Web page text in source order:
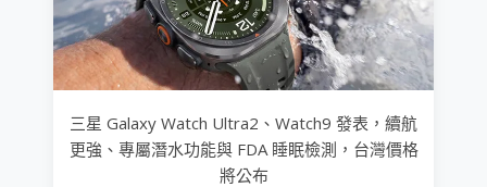
三星 Galaxy Watch Ultra2、Watch9 發表，續航
更強、專屬潛水功能與 FDA 睡眠檢測，台灣價格
將公布